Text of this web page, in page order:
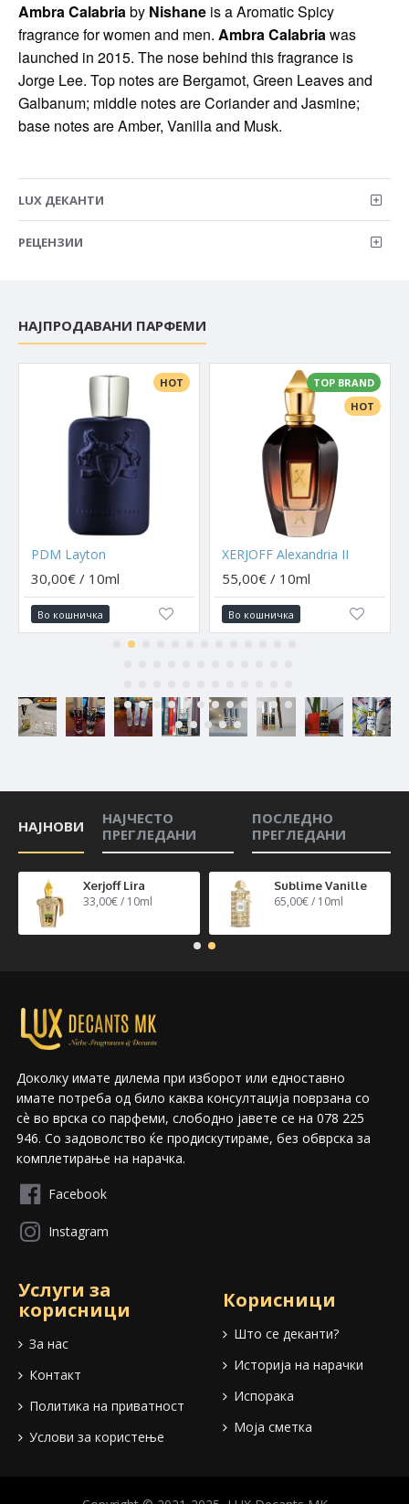
Ambra Calabriaby Nishane is a Aromatic Spicy
fragrance for women and men. Ambra Calabriawas
launched in 2015. The nose behind this fragrance is
Jorge Lee. Top notes are Bergamot, Green Leaves and
Galbanum; middle notes are Coriander and Jasmine;
base notes are Amber, Vanilla and Musk.
LUX ДЕКАНТИ
РЕЦЕНЗИИ
НАЈПРОДАВАНИ ПАРФЕМИ
HOT
PDM Layton
30,00€ / 10ml
Во кошничка
HOT
TOP BRAND
XERJOFF Alexandria II
55,00€ / 10ml
Во кошничка
НАЈНОВИ
НАЈЧЕСТО
ПРЕГЛЕДАНИ
ПОСЛЕДНО
ПРЕГЛЕДАНИ
Xerjoff Lira
33,00€ / 10ml
Sublime Vanille
65,00€ / 10ml
Доколку имате дилема при изборот или едноставно
имате потреба од било каква консултација поврзана со
сѐ во врска со парфеми, слободно јавете се на 078 225
946. Со задоволство ќе продискутираме, без обврска за
комплетирање на нарачка.
Facebook
Instagram
Услуги за
корисници
За нас
Контакт
Политика на приватност
Услови за користење
Корисници
Што се деканти?
Историја на нарачки
Испорака
Моја сметка